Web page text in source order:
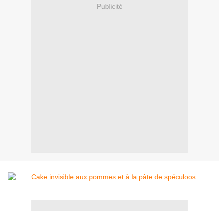
Publicité